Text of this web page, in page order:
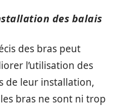
des balais
des bras peut
l’utilisation des
de leur installation,
bras ne sont ni trop